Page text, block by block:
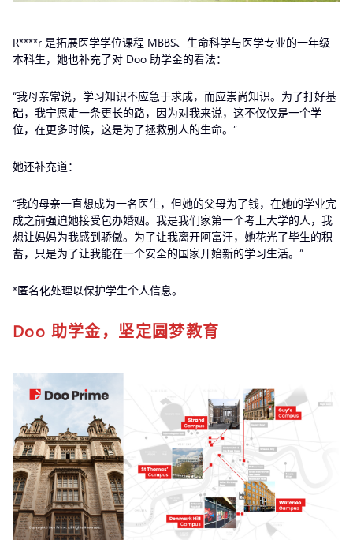
R****r 是拓展医学学位课程 MBBS、生命科学与医学专业的一年级
本科生，她也补充了对 Doo 助学金的看法：
“我母亲常说，学习知识不应急于求成，而应崇尚知识。为了打好基
础，我宁愿走一条更长的路，因为对我来说，这不仅仅是一个学
位，在更多时候，这是为了拯救别人的生命。”
她还补充道：
“我的母亲一直想成为一名医生，但她的父母为了钱，在她的学业完
成之前强迫她接受包办婚姻。我是我们家第一个考上大学的人，我
想让妈妈为我感到骄傲。为了让我离开阿富汗，她花光了毕生的积
蓄，只是为了让我能在一个安全的国家开始新的学习生活。”
*匿名化处理以保护学生个人信息。
Doo 助学金，坚定圆梦教育